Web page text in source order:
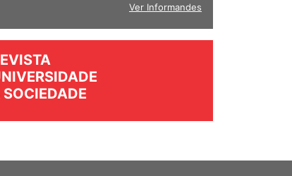
Ver Informandes
SOCIEDADE